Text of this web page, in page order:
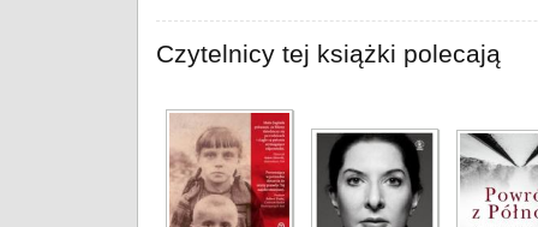
Czytelnicy tej książki polecają